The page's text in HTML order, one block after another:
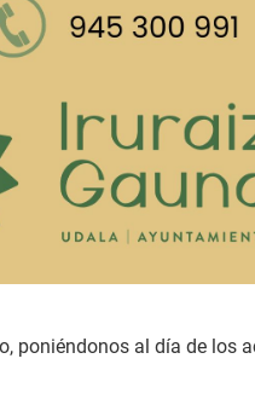
poniéndonos al día de los